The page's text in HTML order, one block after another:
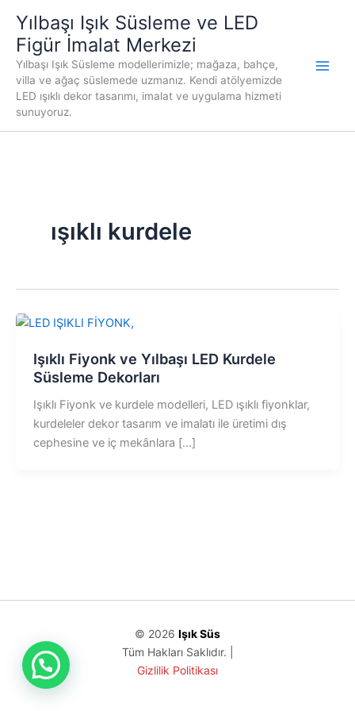
Yılbaşı Işık Süsleme ve LED
Figür İmalat Merkezi
Yılbaşı Işık Süsleme modellerimizle; mağaza, bahçe,
villa ve ağaç süslemede uzmanız. Kendi atölyemizde
LED ışıklı dekor tasarımı, imalat ve uygulama hizmeti
sunuyoruz.
ışıklı kurdele
Işıklı Fiyonk ve Yılbaşı LED Kurdele
Süsleme Dekorları
Işıklı Fiyonk ve kurdele modelleri, LED ışıklı fiyonklar,
kurdeleler dekor tasarım ve imalatı ile üretimi dış
cephesine ve iç mekânlara […]
© 2026 Işık Süs
Tüm Hakları Saklıdır. |
Gizlilik Politikası